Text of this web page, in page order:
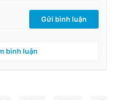
Gửi bình luận
bình luận